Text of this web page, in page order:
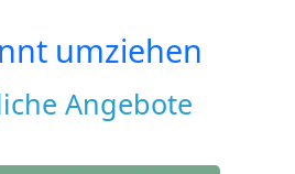
umziehen
Angebote